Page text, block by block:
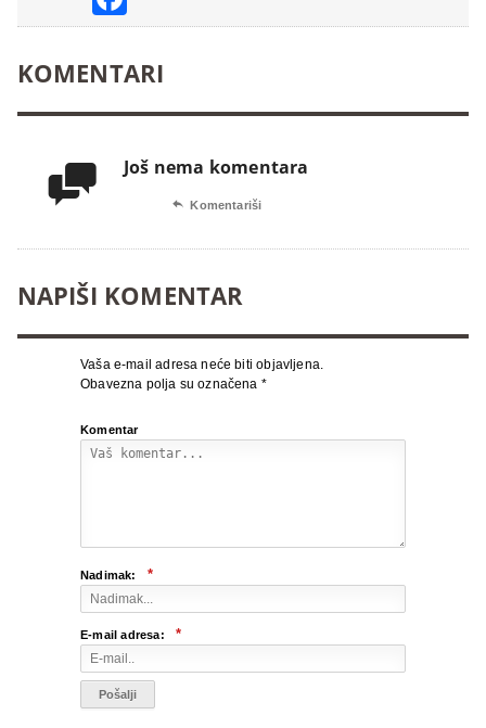
KOMENTARI
 Još nema komentara
 Komentariši
NAPIŠI KOMENTAR
Vaša e-mail adresa neće biti objavljena.
Obavezna polja su označena *
Komentar
Nadimak: *
E-mail adresa: *